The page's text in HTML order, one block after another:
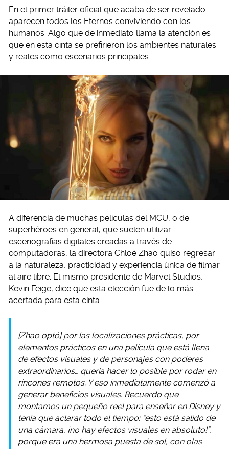
En el primer tráiler oficial que acaba de ser revelado
aparecen todos los Eternos conviviendo con los
humanos. Algo que de inmediato llama la atención es
que en esta cinta se prefirieron los ambientes naturales
y reales como escenarios principales.
A diferencia de muchas películas del MCU, o de
superhéroes en general, que suelen utilizar
escenografías digitales creadas a través de
computadoras, la directora Chloé Zhao quiso regresar
a la naturaleza, practicidad y experiencia única de filmar
al aire libre. El mismo presidente de Marvel Studios,
Kevin Feige, dice que esta elección fue de lo más
acertada para esta cinta.
[Zhao optó] por las localizaciones prácticas, por
elementos prácticos en una película que está llena
de efectos visuales y de personajes con poderes
extraordinarios… quería hacer lo posible por rodar en
rincones remotos. Y eso inmediatamente comenzó a
generar beneficios visuales. Recuerdo que
montamos un pequeño reel para enseñar en Disney y
tenía que aclarar todo el tiempo: “esto está salido de
una cámara, ¡no hay efectos visuales en absoluto!”,
porque era una hermosa puesta de sol, con olas